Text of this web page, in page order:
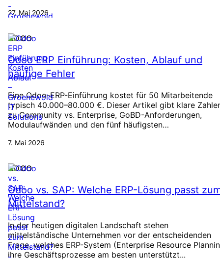
27. Mai 2026
ODOO
Odoo ERP Einführung: Kosten, Ablauf und
häufige Fehler
Eine Odoo-ERP-Einführung kostet für 50 Mitarbeitende
typisch 40.000–80.000 €. Dieser Artikel gibt klare
zu Community vs. Enterprise, GoBD-Anforderungen,
Modulaufwänden und den fünf häufigsten…
7. Mai 2026
ODOO
Odoo vs. SAP: Welche ERP-Lösung passt
Mittelstand?
In der heutigen digitalen Landschaft stehen
mittelständische Unternehmen vor der entscheidenden
Frage, welches ERP-System (Enterprise Resource
ihre Geschäftsprozesse am besten unterstützt...